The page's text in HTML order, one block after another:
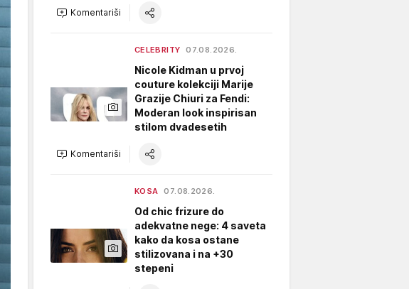
Komentariši
CELEBRITY 07.08.2026.
Nicole Kidman u prvoj
couture kolekciji Marije
Grazije Chiuri za Fendi:
Moderan look inspirisan
stilom dvadesetih
Komentariši
KOSA 07.08.2026.
Od chic frizure do
adekvatne nege: 4 saveta
kako da kosa ostane
stilizovana i na +30
stepeni